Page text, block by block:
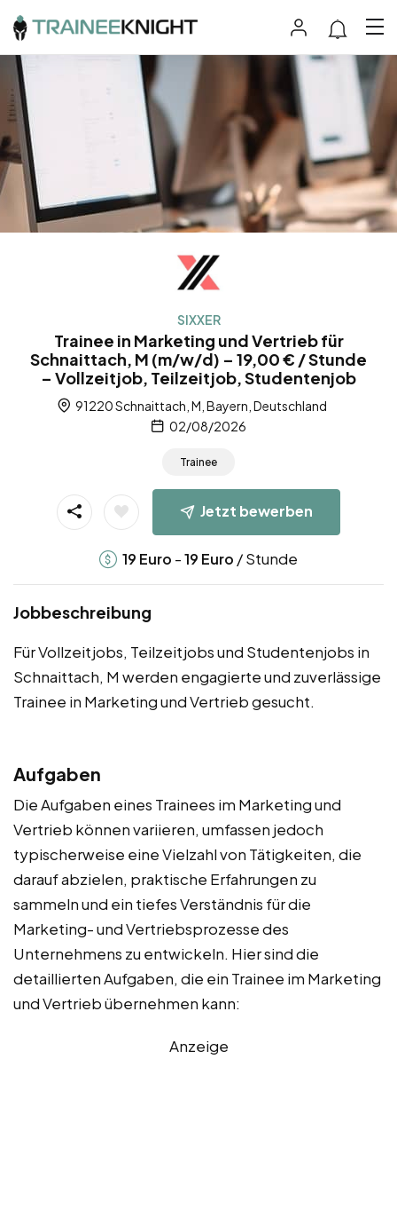
SIXXER
Trainee in Marketing und Vertrieb für
Schnaittach, M (m/w/d) – 19,00 € / Stunde
– Vollzeitjob, Teilzeitjob, Studentenjob
91220 Schnaittach, M, Bayern, Deutschland
02/08/2026
Trainee
Jetzt bewerben
19 Euro -19 Euro / Stunde
Jobbeschreibung
Für Vollzeitjobs, Teilzeitjobs und Studentenjobs in
Schnaittach, M werden engagierte und zuverlässige
Trainee in Marketing und Vertrieb gesucht.
Aufgaben
Die Aufgaben eines Trainees im Marketing und
Vertrieb können variieren, umfassen jedoch
typischerweise eine Vielzahl von Tätigkeiten, die
darauf abzielen, praktische Erfahrungen zu
sammeln und ein tiefes Verständnis für die
Marketing- und Vertriebsprozesse des
Unternehmens zu entwickeln. Hier sind die
detaillierten Aufgaben, die ein Trainee im Marketing
und Vertrieb übernehmen kann:
Anzeige